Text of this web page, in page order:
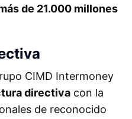
de 21.000 millones
CIMD Intermoney
directiva con la
de reconocido